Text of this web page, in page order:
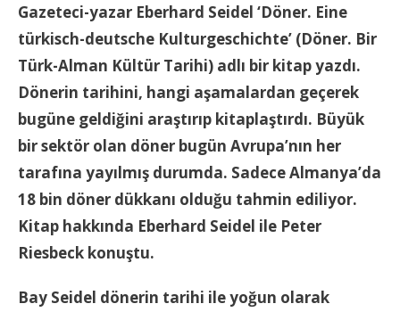
Gazeteci-yazar Eberhard Seidel ‘Döner. Eine
türkisch-deutsche Kulturgeschichte’ (Döner. Bir
Türk-Alman Kültür Tarihi) adlı bir kitap yazdı.
Dönerin tarihini, hangi aşamalardan geçerek
bugüne geldiğini araştırıp kitaplaştırdı. Büyük
bir sektör olan döner bugün Avrupa’nın her
tarafına yayılmış durumda. Sadece Almanya’da
18 bin döner dükkanı olduğu tahmin ediliyor.
Kitap hakkında Eberhard Seidel ile Peter
Riesbeck konuştu.
Bay Seidel dönerin tarihi ile yoğun olarak